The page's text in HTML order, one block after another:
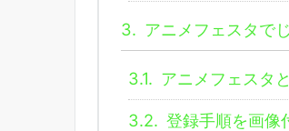
3. アニメフェスタで
3.1. アニメフェスタ
3.2. 登録手順を画像